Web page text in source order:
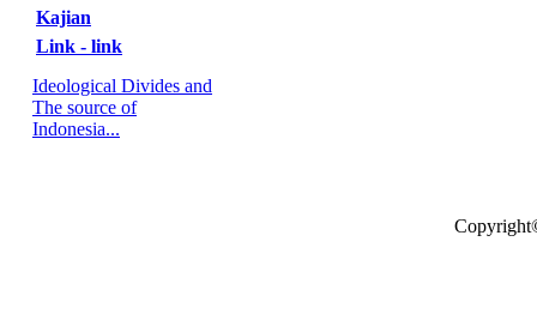
Kajian
Link - link
Ideological Divides and
The source of
Indonesia...